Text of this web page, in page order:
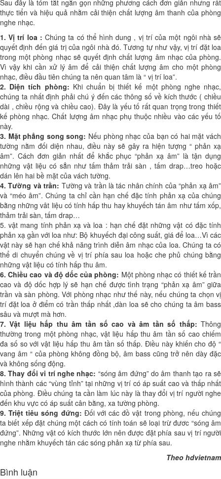
Sau đây là tóm tắt ngắn gọn những phương cách đơn giản nhưng rất
thực tiển và hiệu quả nhằm cải thiện chất lượng âm thanh của phòng
nghe nhạc.
1. Vị trí loa : Chúng ta có thể hình dung , vị trí của một ngôi nhà sẽ
quyết định đến giá trị của ngôi nhà đó. Tương tự như vậy, vị trí đặt loa
trong một phòng nhạc sẽ quyết định chất lượng âm nhạc của phòng.
Vì vậy khi cần xử lý âm để cải thiện chất lượng âm cho một phòng
nhạc, điều đầu tiên chúng ta nên quan tâm là “ vị trí loa”.
2. Diện tích phòng: Khi chuẩn bị thiết kế một phòng nghe nhạc,
chúng ta nhất định phải chú ý đến các thông số về kích thước ( chiều
dài , chiều rộng và chiều cao). Đây là yếu tố rất quan trọng trong thiết
kế phòng nhạc. Chất lượng âm nhạc phụ thuộc nhiều vào các yếu tố
này.
3. Mặt phẳng song song: Nếu phòng nhạc của bạn có hai mặt vách
tường nằm đối diện nhau, điều này sẽ gây ra hiện tượng “ phản xạ
âm”. Cách đơn giản nhất để khắc phục “phản xạ âm” là tận dụng
những vật liệu có sẳn như tấm thảm trải sàn , tấm drap…treo hoặc
dán lên hai bề mặt của vách tường.
4. Tường và trần: Tường và trần là tác nhân chính của “phản xạ âm”
và “méo âm”. Chúng ta chỉ cần hạn chế đặc tính phản xạ của chúng
bằng những vât liệu có tính hấp thu hay khuyếch tán âm như tấm xốp,
thảm trải sàn, tấm drap…
5. vật mang tính phản xạ và loa : hạn chế đặt những vật có đặc tính
phản xạ gần với loa như: Bộ khuyếch đại công suất, giá để loa…Vì các
vật này sẽ hạn chế khả năng trình diễn âm nhạc của loa. Chúng ta có
thể di chuyển chúng về vị trí phía sau loa hoặc che phủ chúng bằng
những vật liệu có tính hấp thu âm.
6. Chiều cao và độ dốc của phòng: Một phòng nhạc có thiết kế trần
cao và độ dốc hợp lý sẽ hạn chế được tình trạng “phản xạ âm” giữa
trần và sàn phòng. Với phòng nhạc như thế này, nếu chúng ta chọn vị
trí đặt loa ở điểm có trần thấp nhất ,dàn loa sẽ cho chúng ta âm bass
sâu và mượt mà hơn.
7. Vật liệu hấp thu âm tần số cao và âm tần số thấp: Thông
thường trong một phòng nhạc, vật liệu hấp thu âm tần số cao chiếm
đa số so với vật liệu hấp thu âm tần số thấp. Điều này khiến cho độ “
vang âm “ của phòng không đồng bộ, âm bass cũng trở nên dày đặc
và không sống động.
8. Thay đổi vi trí nghe nhạc: “sóng âm đứng” do âm thanh tạo ra sẽ
hình thành các “vùng tỉnh” tại những vị trí có áp suất cao và thấp nhất
của phòng. Điều chúng ta cần làm lúc này là thay đổi vị trí người nghe
đến khu vực có áp suất cân bằng, xa tường phòng.
9. Triệt tiêu sóng đứng: Đối với các đồ vật trong phòng, nếu chúng
ta biết xếp đặt chúng một cách có tính toán sẽ loại trừ đươc “sóng âm
đứng”. Những vật có kích thước lớn nên được đặt phía sau vị trí người
nghe nhằm khuyếch tán các sóng phản xạ từ phía sau.
Theo hdvietnam
Bình luận